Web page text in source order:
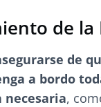
de
de
a bordo
necesaria,